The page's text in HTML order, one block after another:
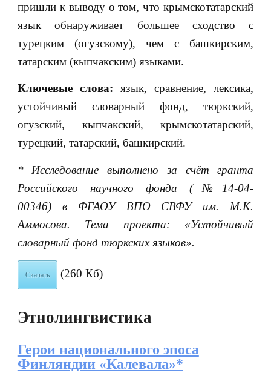
пришли к выводу о том, что крымскотатарский
язык обнаруживает большее сходство с
турецким (огузскому), чем с башкирским,
татарским (кыпчакским) языками.
Ключевые слова: язык, сравнение, лексика,
устойчивый словарный фонд, тюркский,
огузский, кыпчакский, крымскотатарский,
турецкий, татарский, башкирский.
* Исследование выполнено за счёт гранта
Российского научного фонда (№14-04-
00346)
в
ФГАОУ ВПО СВФУ им. М.К.
Аммосова.
Тема проекта: «Устойчивый
словарный фонд тюркских языков».
Скачать (260 Кб)
Этнолингвистика
Герои национального эпоса
Финляндии «Калевала»*